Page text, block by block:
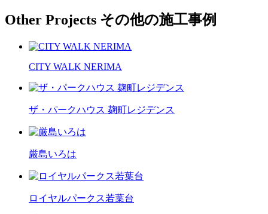
Other Projects その他の施工事例
CITY WALK NERIMA
ザ・パークハウス 麹町レジデンス
厳島いろは
ロイヤルパークス若葉台